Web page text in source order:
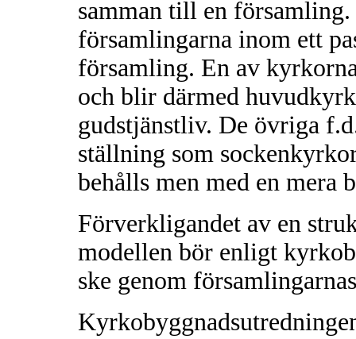
samman till en
församlingarna inom ett
församling. En av
och blir därmed
gudstjänstliv. De övriga
ställning som
behålls men med en mera
Förverkligandet av en
modellen bör enligt
ske genom